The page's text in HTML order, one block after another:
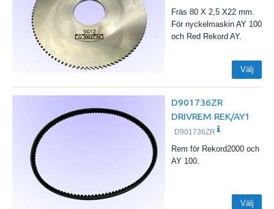
Fräs 80 X 2,5 X22 mm.
För nyckelmaskin AY 100
och Red Rekord AY.
Välj
D901736ZR
DRIVREM REK/AY1
D901736ZR
Rem för Rekord2000 och
AY 100.
Välj